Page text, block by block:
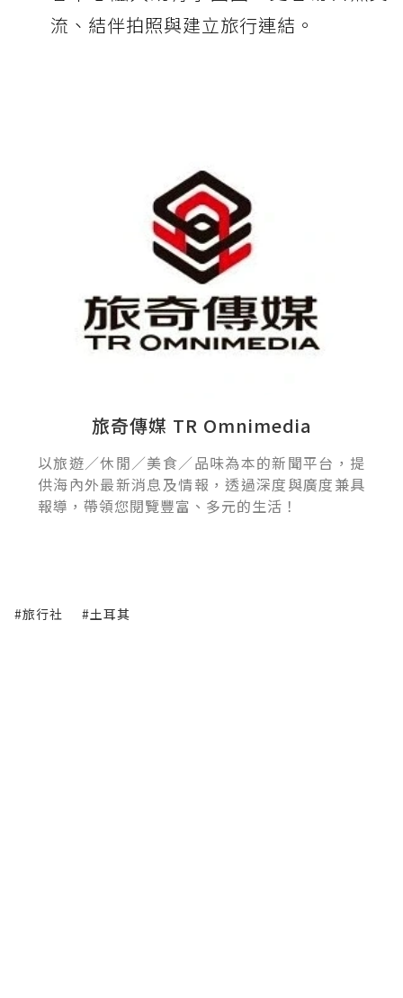
流、結伴拍照與建立旅行連結。
旅奇傳媒 TR Omnimedia
以旅遊／休閒／美食／品味為本的新聞平台，提
供海內外最新消息及情報，透過深度與廣度兼具
報導，帶領您閱覽豐富、多元的生活！
#旅行社 #土耳其